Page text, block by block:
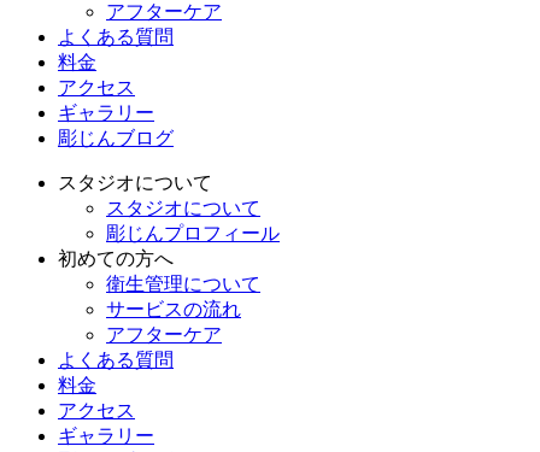
アフターケア
よくある質問
料金
アクセス
ギャラリー
彫じんブログ
スタジオについて
スタジオについて
彫じんプロフィール
初めての方へ
衛生管理について
サービスの流れ
アフターケア
よくある質問
料金
アクセス
ギャラリー